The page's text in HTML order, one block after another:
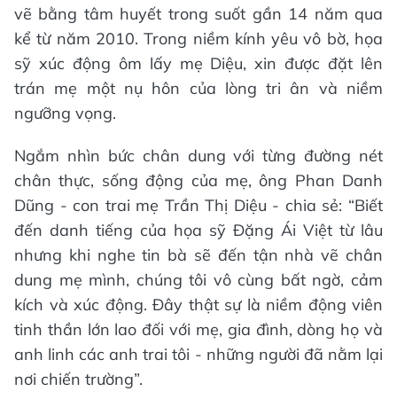
vẽ bằng tâm huyết trong suốt gần 14 năm qua
kể từ năm 2010. Trong niềm kính yêu vô bờ, họa
sỹ xúc động ôm lấy mẹ Diệu, xin được đặt lên
trán mẹ một nụ hôn của lòng tri ân và niềm
ngưỡng vọng.
Ngắm nhìn bức chân dung với từng đường nét
chân thực, sống động của mẹ, ông Phan Danh
Dũng - con trai mẹ Trần Thị Diệu - chia sẻ: “Biết
đến danh tiếng của họa sỹ Đặng Ái Việt từ lâu
nhưng khi nghe tin bà sẽ đến tận nhà vẽ chân
dung mẹ mình, chúng tôi vô cùng bất ngờ, cảm
kích và xúc động. Đây thật sự là niềm động viên
tinh thần lớn lao đối với mẹ, gia đình, dòng họ và
anh linh các anh trai tôi - những người đã nằm lại
nơi chiến trường”.